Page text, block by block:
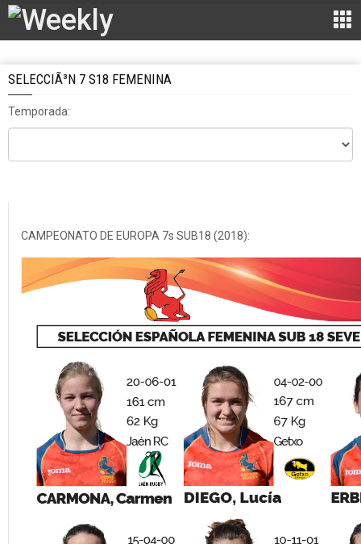
SELECCIÃ³N 7 S18 FEMENINA
Temporada:
CAMPEONATO DE EUROPA 7s SUB18 (2018):